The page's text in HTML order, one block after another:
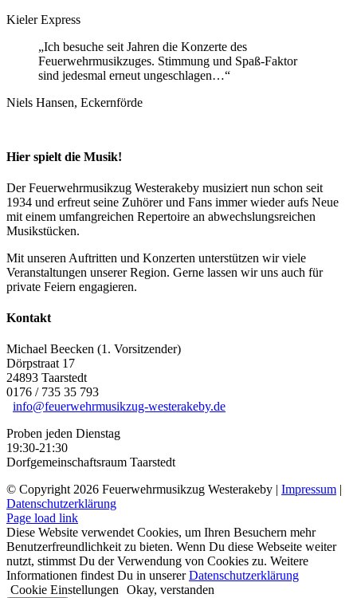
Kieler Express
„Ich besuche seit Jahren die Konzerte des
Feuerwehrmusikzuges. Stimmung und Spaß-Faktor
sind jedesmal erneut ungeschlagen…“
Niels Hansen, Eckernförde
Hier spielt die Musik!
Der Feuerwehrmusikzug Westerakeby musiziert nun schon seit
1934 und erfreut seine Zuhörer und Fans immer wieder aufs Neue
mit einem umfangreichen Repertoire an abwechslungsreichen
Musikstücken.
Mit unseren Auftritten und Konzerten unterstützen wir viele
Veranstaltungen unserer Region. Gerne lassen wir uns auch für
private Feiern engagieren.
Kontakt
Michael Beecken (1. Vorsitzender)
Dörpstraat 17
24893 Taarstedt
0176 / 735 35 793
info@feuerwehrmusikzug-westerakeby.de
Proben jeden Dienstag
19:30-21:30
Dorfgemeinschaftsraum Taarstedt
© Copyright 2026 Feuerwehrmusikzug Westerakeby | Impressum |
Datenschutzerklärung
Facebook
E-
Mail
Page load link
Diese Website verwendet Cookies, um Ihren Besuchern mehr
Benutzerfreundlichkeit zu bieten. Wenn Du diese Webseite weiter
nutzt, stimmst Du der Verwendung von Cookies zu. Weitere
Informationen findest Du in unsererDatenschutzerklärung
Cookie Einstellungen
Okay, verstanden